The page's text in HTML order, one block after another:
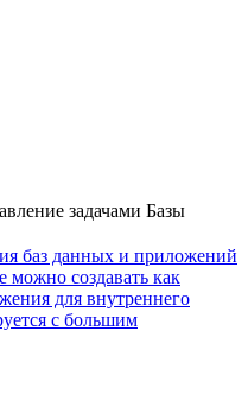
задачами Базы
баз данных и приложений
можно создавать как
для внутреннего
с большим